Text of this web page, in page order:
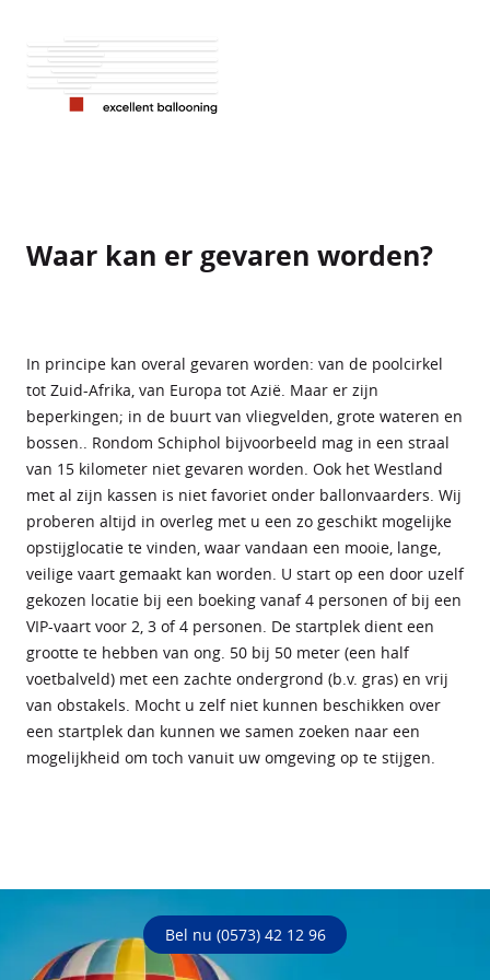
Waar kan er gevaren worden?
In principe kan overal gevaren worden: van de poolcirkel
tot Zuid-Afrika, van Europa tot Azië. Maar er zijn
beperkingen; in de buurt van vliegvelden, grote wateren en
bossen.. Rondom Schiphol bijvoorbeeld mag in een straal
van 15 kilometer niet gevaren worden. Ook het Westland
met al zijn kassen is niet favoriet onder ballonvaarders. Wij
proberen altijd in overleg met u een zo geschikt mogelijke
opstijglocatie te vinden, waar vandaan een mooie, lange,
veilige vaart gemaakt kan worden. U start op een door uzelf
gekozen locatie bij een boeking vanaf 4 personen of bij een
VIP-vaart voor 2, 3 of 4 personen. De startplek dient een
grootte te hebben van ong. 50 bij 50 meter (een half
voetbalveld) met een zachte ondergrond (b.v. gras) en vrij
van obstakels. Mocht u zelf niet kunnen beschikken over
een startplek dan kunnen we samen zoeken naar een
mogelijkheid om toch vanuit uw omgeving op te stijgen.
Bel nu (0573) 42 12 96